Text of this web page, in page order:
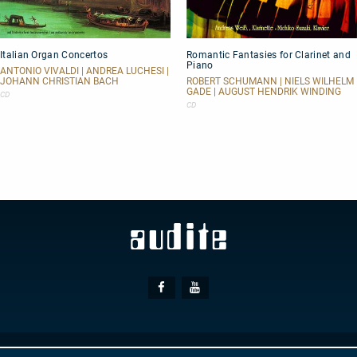
Organ
Concertos
Italian Organ Concertos
ANTONIO VIVALDI | ANDREA LUCHESI |
JOHANN CHRISTIAN BACH
CD
Fantasies
for
Clarinet
and
Piano
Romantic Fantasies for Clarinet and
Piano
ROBERT SCHUMANN | NIELS WILHELM
GADE | AUGUST HENDRIK WINDING
CD
Social Facebook